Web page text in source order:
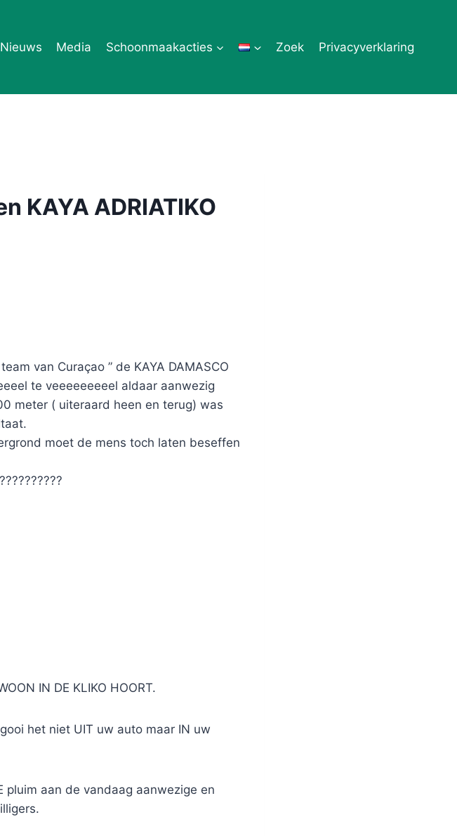
Nieuws Media Schoonmaakacties Zoek Privacyverklaring
KAYA ADRIATIKO
van Curaçao ” de KAYA DAMASCO
te veeeeeeeeel aldaar aanwezig
meter ( uiteraard heen en terug) was
moet de mens toch laten beseffen
IN DE KLIKO HOORT.
het niet UIT uw auto maar IN uw
pluim aan de vandaag aanwezige en